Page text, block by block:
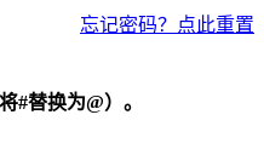
忘记密码？点此重置
#替换为@）。